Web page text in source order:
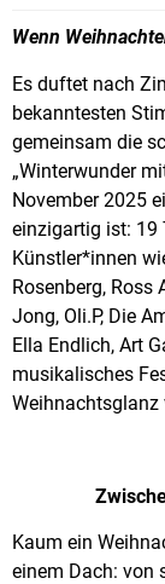
Wenn
Es duftet nach
bekanntesten
gemeinsam die
„Winterwunder
November 2025
einzigartig ist: 19
Künstler*innen
Rosenberg, Ross
Jong, Oli.P, Die
Ella Endlich, Art
musikalisches
Weihnachtsglanz
Kaum ein
einem Dach: von